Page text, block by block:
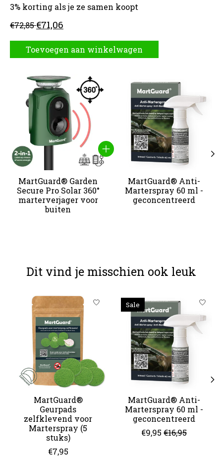
3% korting als je ze samen koopt
€72,85€71,06
Toevoegen aan winkelwagen
Carrousel van gebundelde producten
MartGuard® Garden
Secure Pro Solar 360°
marterverjager voor
buiten
MartGuard® Anti-
Marterspray 60 ml -
geconcentreerd
Dit vind je misschien ook leuk
Items van productcarrousel
MartGuard®
Geurpads
zelfklevend voor
Marterspray (5
stuks)
€7,95
Sale
MartGuard® Anti-
Marterspray 60 ml -
geconcentreerd
€9,95 €16,95